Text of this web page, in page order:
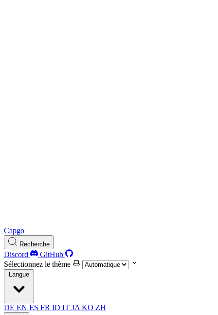
Capgo
Recherche
Discord
GitHub
Sélectionnez le thème
Langue
DE EN ES FR ID IT JA KO ZH